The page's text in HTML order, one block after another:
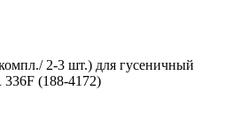
2-3 шт.) для гусеничный
(188-4172)